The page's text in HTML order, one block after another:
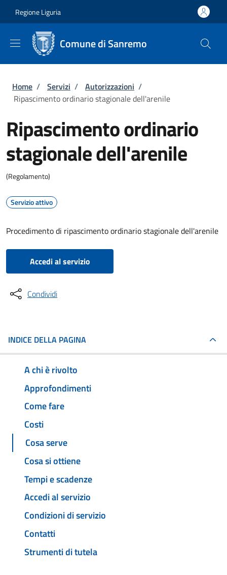
Regione Liguria
Comune di Sanremo
Briciole di pane
Home / Servizi / Autorizzazioni /
Ripascimento ordinario stagionale dell'arenile
Ripascimento ordinario
stagionale dell'arenile
(Regolamento)
Servizio attivo
Procedimento di ripascimento ordinario stagionale dell'arenile
Accedi al servizio
Condividi
INDICE DELLA PAGINA
A chi è rivolto
Approfondimenti
Come fare
Costi
Cosa serve
Cosa si ottiene
Tempi e scadenze
Accedi al servizio
Condizioni di servizio
Contatti
Strumenti di tutela